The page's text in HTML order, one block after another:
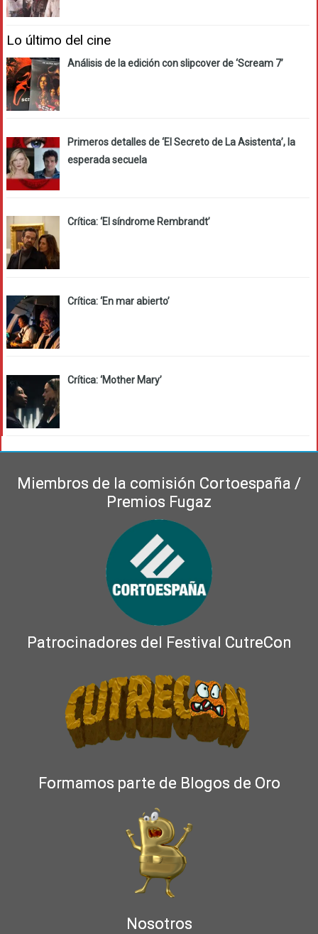
Lo último del cine
Análisis de la edición con slipcover de ‘Scream 7’
Primeros detalles de ‘El Secreto de La Asistenta’, la
esperada secuela
Crítica: ‘El síndrome Rembrandt’
Crítica: ‘En mar abierto’
Crítica: ‘Mother Mary’
Miembros de la comisión Cortoespaña /
Premios Fugaz
Patrocinadores del Festival CutreCon
Formamos parte de Blogos de Oro
Nosotros